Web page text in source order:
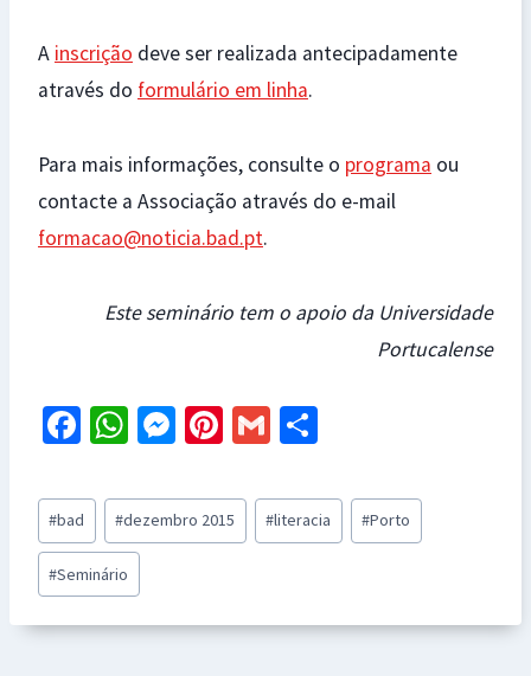
A inscrição deve ser realizada antecipadamente
através do formulário em linha.
Para mais informações, consulte o programa ou
contacte a Associação através do e-mail
formacao@noticia.bad.pt.
Este seminário tem o apoio da Universidade
Portucalense
Fa
b
o
o
k
W
at
sA
p
M
se
n
r
Pi
er
es
G
ai
l
ar
e
Post
Tags:
#bad #dezembro 2015 #literacia #Porto
#Seminário